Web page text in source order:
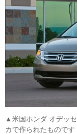
▲米国ホンダ オデッ
カで作られたものです